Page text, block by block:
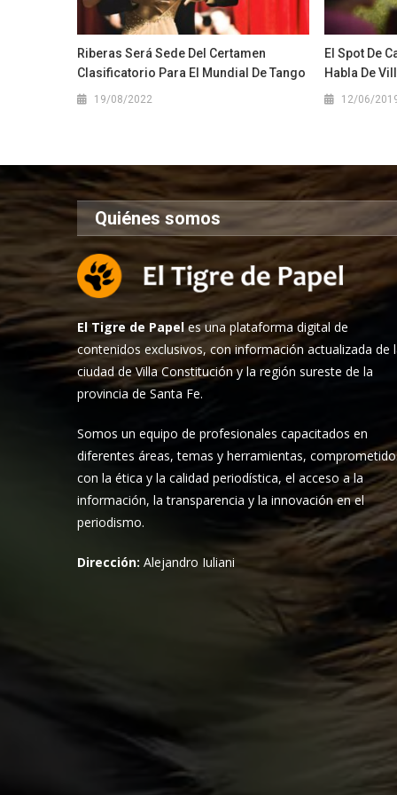
Riberas Será Sede Del Certamen
Clasificatorio Para El Mundial De Tango
19/08/2022
El Spot De
Habla De
12/06/
Quiénes somos
El Tigre de Papeles una plataforma digital de
contenidos exclusivos, con información actualizada de
ciudad de Villa Constitución y la región sureste de la
provincia de Santa Fe.
Somos un equipo de profesionales capacitados en
diferentes áreas, temas y herramientas,
con la ética y la calidad periodística, el acceso a la
información, la transparencia y la innovación en el
periodismo.
Dirección:Alejandro Iuliani